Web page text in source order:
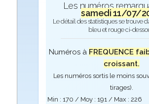
Les numéros
samedi 11/07/
Le détail des statistiques se trouve
bleu et rouge ci-
Numéros à FREQUENCE
croissant.
Les numéros sortis le moins
tirages).
Min : 170 / Moy : 191/ Max : 226